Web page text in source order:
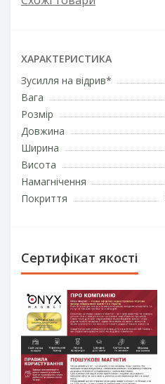
ХАРАКТЕРИСТИКА
Зусилля на відрив*
Вага
Розмір
Довжина
Ширина
Висота
Намагнічення
Покриття
Сертифікат якості